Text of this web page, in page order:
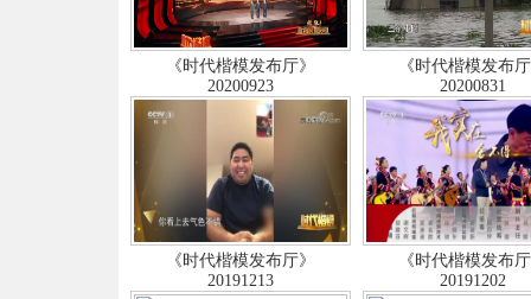
《时代楷模发布厅》
20200923
《时代楷模发布
20200831
《时代楷模发布厅》
20191213
《时代楷模发布
20191202